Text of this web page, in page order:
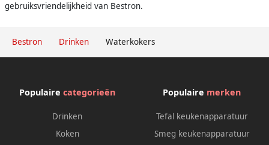
Bestron Drinken Waterkokers
gebruiksvriendelijkheid van Bestron.
Populaire categorieën
Drinken
Koken
Populaire merken
Tefal keukenapparatuur
Smeg keukenapparatuur